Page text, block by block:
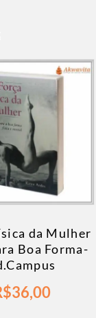
da Mulher
Boa Forma-
36,00